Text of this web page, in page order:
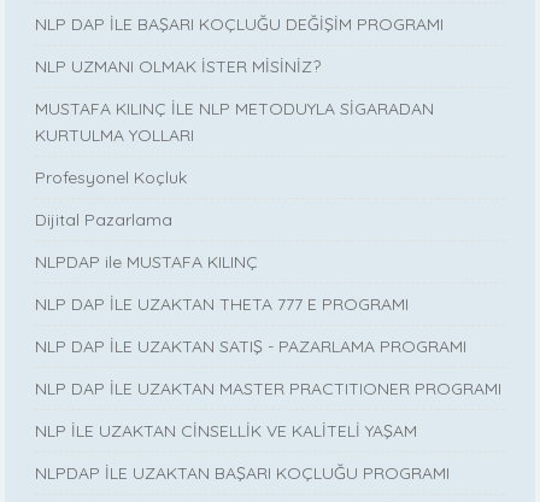
NLP DAP İLE BAŞARI KOÇLUĞU DEĞİŞİM PROGRAMI
NLP UZMANI OLMAK İSTER MİSİNİZ?
MUSTAFA KILINÇ İLE NLP METODUYLA SİGARADAN
KURTULMA YOLLARI
Profesyonel Koçluk
Dijital Pazarlama
NLPDAP ile MUSTAFA KILINÇ
NLP DAP İLE UZAKTAN THETA 777 E PROGRAMI
NLP DAP İLE UZAKTAN SATIŞ - PAZARLAMA PROGRAMI
NLP DAP İLE UZAKTAN MASTER PRACTITIONER PROGRAMI
NLP İLE UZAKTAN CİNSELLİK VE KALİTELİ YAŞAM
NLPDAP İLE UZAKTAN BAŞARI KOÇLUĞU PROGRAMI